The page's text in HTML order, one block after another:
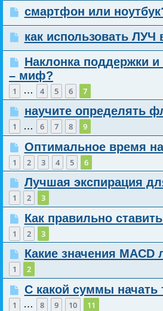
смартфон или
как использовать ЛУЧ
Наклонка поддержки и
– миф?
1 … 4 5 6 7
научите определять
1 … 6 7 8 9
Оптимальное время
1 2 3 4 5 6
Лучшая экспирация
1 2 3
Как правильно
1 2 3
Какие значения MACD
1 2
С какой суммы начать
1 … 8 9 10 11